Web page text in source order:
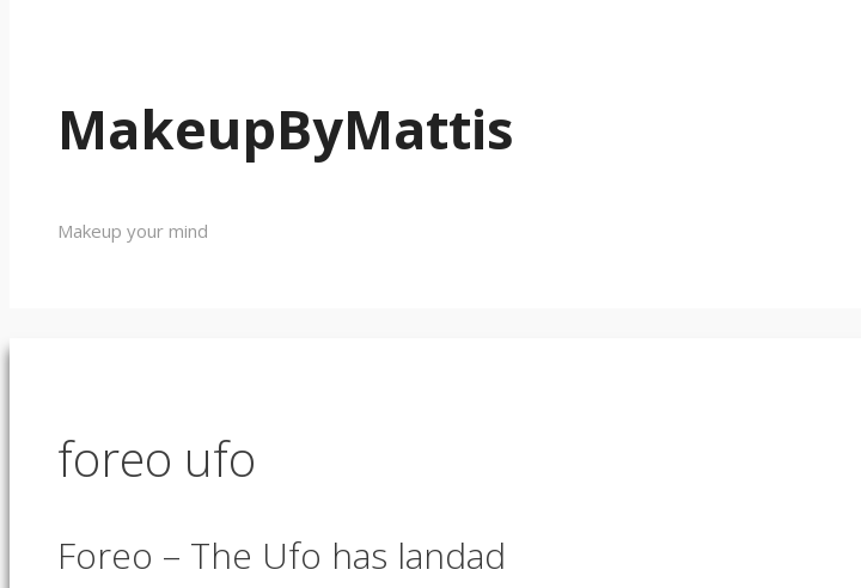
MakeupByMattis
Makeup your mind
foreo ufo
Foreo – The Ufo has landad